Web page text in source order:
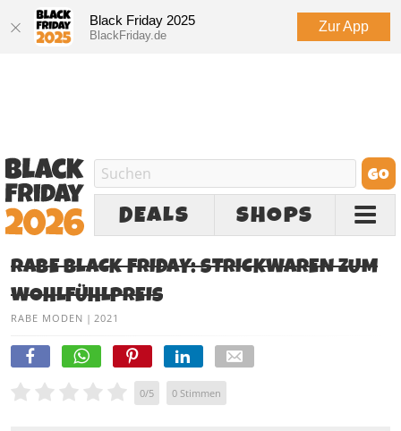
Black Friday 2025
BlackFriday.de
Zur App
DEALS SHOPS
RABE BLACK FRIDAY: STRICKWAREN ZUM
WOHLFÜHLPREIS
RABE MODEN | 2021
0/5 0 Stimmen